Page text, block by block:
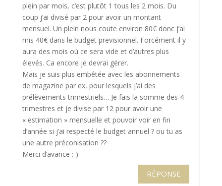
plein par mois, c’est plutôt 1 tous les 2 mois. Du
coup j’ai divisé par 2 pour avoir un montant
mensuel. Un plein nous coute environ 80€ donc j’ai
mis 40€ dans le budget previsionnel. Forcément il y
aura des mois où ce sera vide et d’autres plus
élevés. Ca encore je devrai gérer.
Mais je suis plus embêtée avec les abonnements
de magazine par ex, pour lesquels j’ai des
prélèvements trimestriels… Je fais la somme des 4
trimestres et je divise par 12 pour avoir une
« estimation » mensuelle et pouvoir voir en fin
d’année si j’ai respecté le budget annuel ? ou tu as
une autre préconisation ??
Merci d’avance :-)
RÉPONSE